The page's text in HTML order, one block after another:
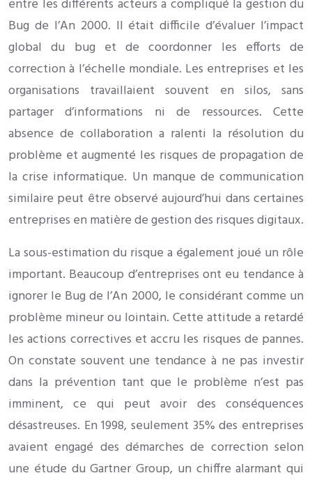
entre les différents acteurs a compliqué la gestion du
Bug de l’An 2000. Il était difficile d’évaluer l’impact
global du bug et de coordonner les efforts de
correction à l’échelle mondiale. Les entreprises et les
organisations travaillaient souvent en silos, sans
partager d’informations ni de ressources. Cette
absence de collaboration a ralenti la résolution du
problème et augmenté les risques de propagation de
la crise informatique. Un manque de communication
similaire peut être observé aujourd’hui dans certaines
entreprises en matière de gestion des risques digitaux.
La sous-estimation du risque a également joué un rôle
important. Beaucoup d’entreprises ont eu tendance à
ignorer le Bug de l’An 2000, le considérant comme un
problème mineur ou lointain. Cette attitude a retardé
les actions correctives et accru les risques de pannes.
On constate souvent une tendance à ne pas investir
dans la prévention tant que le problème n’est pas
imminent, ce qui peut avoir des conséquences
désastreuses. En 1998, seulement 35% des entreprises
avaient engagé des démarches de correction selon
une étude du Gartner Group, un chiffre alarmant qui